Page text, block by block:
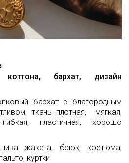
бархат, дизайн
бархат с благородным
ткань плотная, мягкая,
пластичная, хорошо
жакета, брюк, костюма,
куртки